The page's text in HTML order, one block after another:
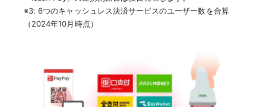
※3: 6つのキャッシュレス決済サービスのユーザー数を合算
（2024年10月時点）